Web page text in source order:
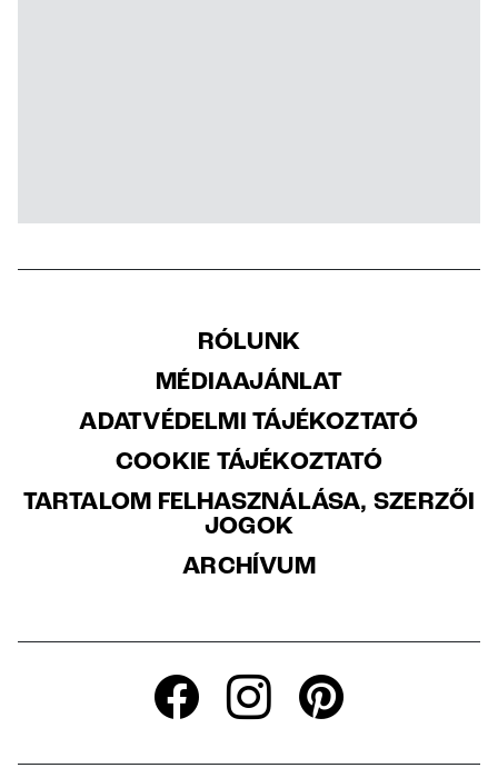
RÓLUNK
MÉDIAAJÁNLAT
ADATVÉDELMI TÁJÉKOZTATÓ
COOKIE TÁJÉKOZTATÓ
TARTALOM FELHASZNÁLÁSA, SZERZŐI
JOGOK
ARCHÍVUM